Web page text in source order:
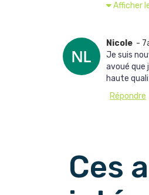
Afficher
Nicole -
Je suis
avoué que
haute
Répondre
Ces